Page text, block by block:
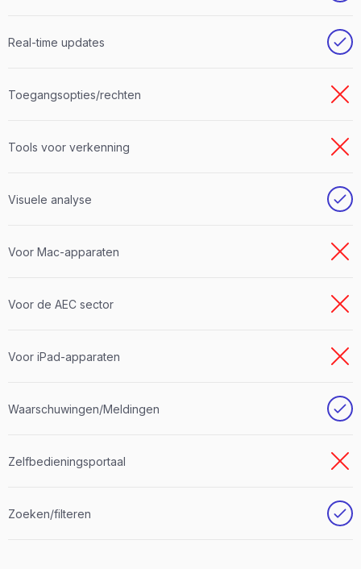
Real-time updates
Toegangsopties/rechten
Tools voor verkenning
Visuele analyse
Voor Mac-apparaten
Voor de AEC sector
Voor iPad-apparaten
Waarschuwingen/Meldingen
Zelfbedieningsportaal
Zoeken/filteren